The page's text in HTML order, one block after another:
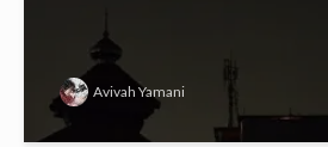
Avivah Yamani